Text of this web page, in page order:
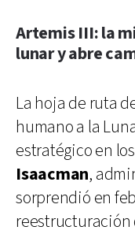
Artemis III: la
lunar y abre
La hoja de ruta
humano a la
estratégico en
Isaacman,
sorprendió en
reestructuración